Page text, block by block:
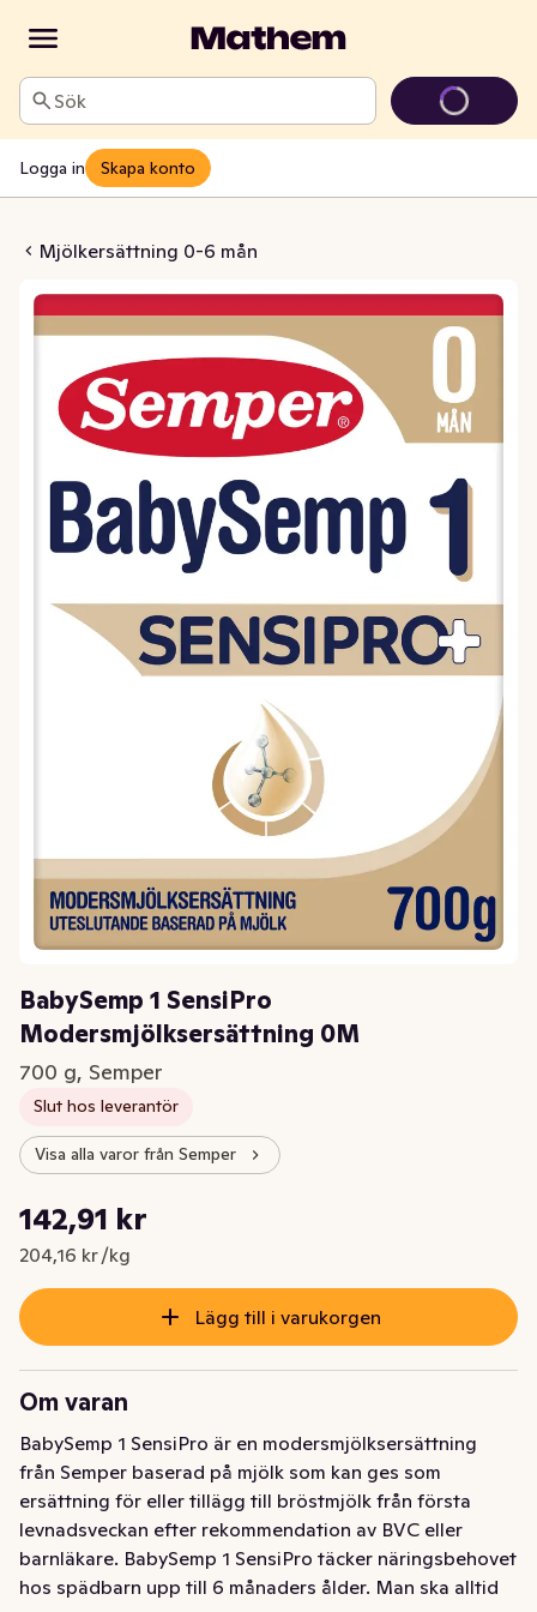
Sök
Logga in Skapa konto
Mjölkersättning 0-6 mån
Modersmjölksersättning 0M
BabySemp 1 SensiPro
Modersmjölksersättning 0M
700 g, Semper
Slut hos leverantör
Visa alla varor från Semper
Nuvarande pris är: 142,91 kr
142,91 kr
204,16 kr /kg
Styckpris: 204,16 kr /kg
Lägg till i varukorgen
Om varan
BabySemp 1 SensiPro är en modersmjölksersättning
från Semper baserad på mjölk som kan ges som
ersättning för eller tillägg till bröstmjölk från första
levnadsveckan efter rekommendation av BVC eller
barnläkare. BabySemp 1 SensiPro täcker näringsbehovet
hos spädbarn upp till 6 månaders ålder. Man ska alltid